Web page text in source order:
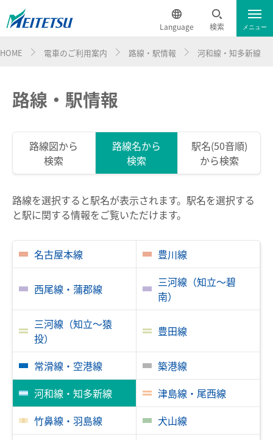
Language 検索
運行情報 遅延証明書
電車のご利用案内
ダイヤ・運賃
時刻表
臨時列車情報
路線・駅情報
名古屋本線
豊川線
西尾線・蒲郡線
三河線（知立～碧南）
常滑線・空港線
築港線
簡体中文
繁体中文
한국어
ภาษาไทย
メニュー
HOME 電車のご利用案内 路線・駅情報 河和線・知多新線
路線・駅情報
路線図から
検索
路線名から
検索
駅名(50音順)
から検索
路線を選択すると駅名が表示されます。駅名を選択する
と駅に関する情報をご覧いただけます。
名古屋本線 豊川線
西尾線・蒲郡線
三河線（知立～碧
南）
三河線（知立～猿
投）
豊田線
常滑線・空港線
築港線
河和線・知多新線
津島線・尾西線
竹鼻線・羽島線
犬山線